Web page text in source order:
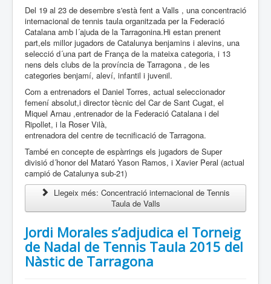
Del 19 al 23 de desembre s'està fent a Valls , una concentració
internacional de tennis taula organitzada per la Federació
Catalana amb l´ajuda de la Tarragonina.Hi estan prenent
part,els millor jugadors de Catalunya benjamins i alevins, una
selecció d´una part de França de la mateixa categoria, i 13
nens dels clubs de la província de Tarragona , de les
categories benjamí, aleví, infantil i juvenil.
Com a entrenadors el Daniel Torres, actual seleccionador
femení absolut,i director tècnic del Car de Sant Cugat, el
Miquel Arnau ,entrenador de la Federació Catalana i del
Ripollet, i la Roser Vilà,
entrenadora del centre de tecnificació de Tarragona.
També en concepte de espàrrings els jugadors de Super
divisió d´honor del Mataró Yason Ramos, i Xavier Peral (actual
campió de Catalunya sub-21)
Llegeix més: Concentració internacional de Tennis
Taula de Valls
Jordi Morales s’adjudica el Torneig
de Nadal de Tennis Taula 2015 del
Nàstic de Tarragona